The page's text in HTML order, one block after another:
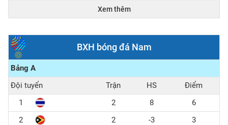
15/12/2025
20h00
U22 THÁI LAN
1 - 0
15h30
U22 PHILIPPINES
Xem thêm
BXH bóng đá Nam
Bảng A
Đội tuyển
Trận HS
Điểm
1
2 8
6
2
2 -3
3